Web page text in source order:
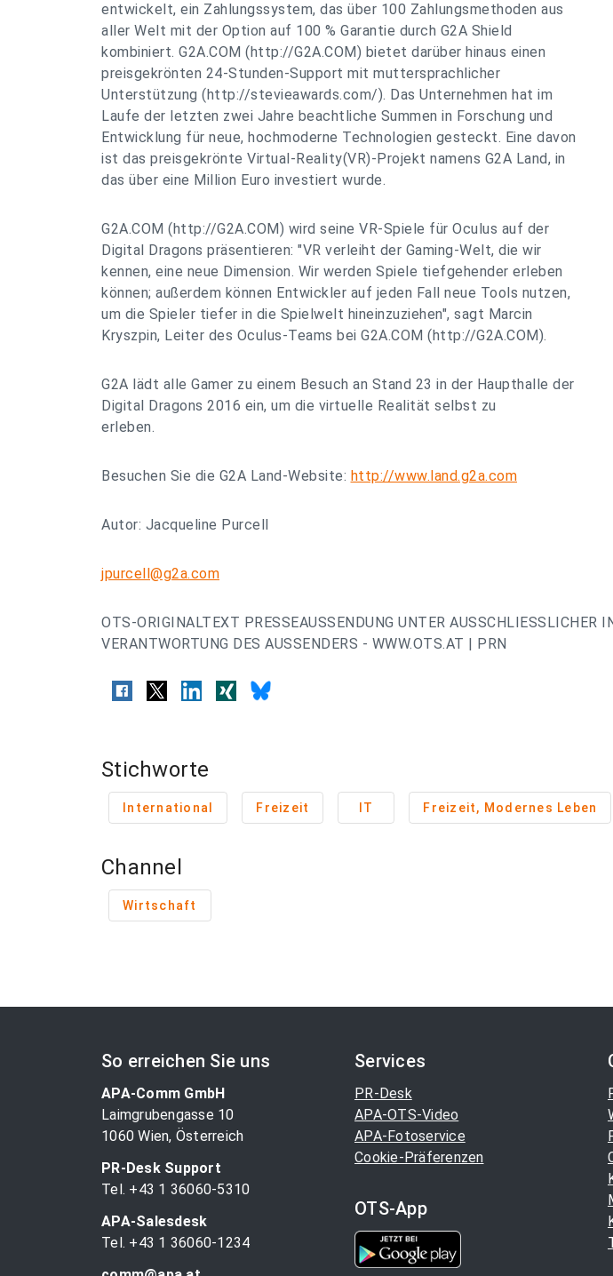
entwickelt, ein Zahlungssystem, das über 100 Zahlungsmethoden aus
aller Welt mit der Option auf 100 % Garantie durch G2A Shield
kombiniert. G2A.COM (http://G2A.COM) bietet darüber hinaus einen
preisgekrönten 24-Stunden-Support mit muttersprachlicher
Unterstützung (http://stevieawards.com/). Das Unternehmen hat im
Laufe der letzten zwei Jahre beachtliche Summen in Forschung und
Entwicklung für neue, hochmoderne Technologien gesteckt. Eine davon
ist das preisgekrönte Virtual-Reality(VR)-Projekt namens G2A Land, in
das über eine Million Euro investiert wurde.
G2A.COM (http://G2A.COM) wird seine VR-Spiele für Oculus auf der
Digital Dragons präsentieren: "VR verleiht der Gaming-Welt, die wir
kennen, eine neue Dimension. Wir werden Spiele tiefgehender erleben
können; außerdem können Entwickler auf jeden Fall neue Tools nutzen,
um die Spieler tiefer in die Spielwelt hineinzuziehen", sagt Marcin
Kryszpin, Leiter des Oculus-Teams bei G2A.COM (http://G2A.COM).
G2A lädt alle Gamer zu einem Besuch an Stand 23 in der Haupthalle der
Digital Dragons 2016 ein, um die virtuelle Realität selbst zu
erleben.
Besuchen Sie die G2A Land-Website: http://www.land.g2a.com
Autor: Jacqueline Purcell
jpurcell@g2a.com
OTS-ORIGINALTEXT PRESSEAUSSENDUNG UNTER AUSSCHLIESSLICHER
VERANTWORTUNG DES AUSSENDERS - WWW.OTS.AT | PRN
Stichworte
International Freizeit IT Freizeit, Modernes Leben
Channel
Wirtschaft
So erreichen Sie uns
APA-Comm GmbH
Laimgrubengasse 10
1060 Wien, Österreich
PR-Desk Support
Tel. +43 1 36060-5310
APA-Salesdesk
Tel. +43 1 36060-1234
Services
PR-Desk
APA-OTS-Video
APA-Fotoservice
Cookie-Präferenzen
OTS-App